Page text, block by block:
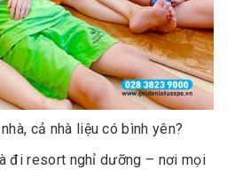
cả nhà liệu có bình yên?
đi resort nghỉ dưỡng – nơi mọi